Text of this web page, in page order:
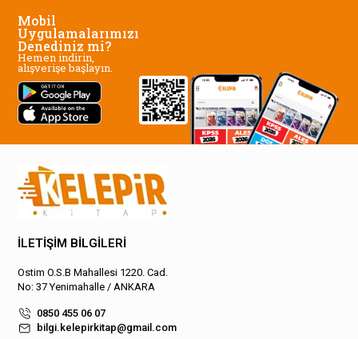
Mobil
Uygulamalarımızı
Denediniz mi?
Hemen indirin,
alışverişe başlayın.
İLETİŞİM BİLGİLERİ
Ostim O.S.B Mahallesi 1220. Cad.
No: 37 Yenimahalle / ANKARA
0850 455 06 07
bilgi.kelepirkitap@gmail.com